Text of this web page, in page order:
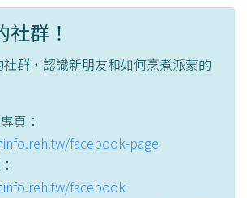
群！
群，認識新朋友和如何烹煮派蒙的
頁：
facebook-page
facebook